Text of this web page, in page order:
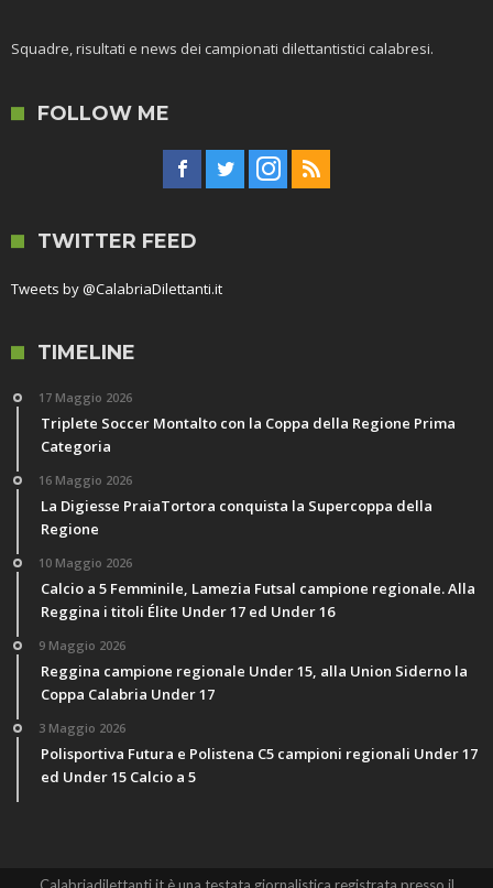
Squadre, risultati e news dei campionati dilettantistici calabresi.
FOLLOW ME
TWITTER FEED
Tweets by @CalabriaDilettanti.it
TIMELINE
17 Maggio 2026
Triplete Soccer Montalto con la Coppa della Regione Prima
Categoria
16 Maggio 2026
La Digiesse PraiaTortora conquista la Supercoppa della
Regione
10 Maggio 2026
Calcio a 5 Femminile, Lamezia Futsal campione regionale. Alla
Reggina i titoli Élite Under 17 ed Under 16
9 Maggio 2026
Reggina campione regionale Under 15, alla Union Siderno la
Coppa Calabria Under 17
3 Maggio 2026
Polisportiva Futura e Polistena C5 campioni regionali Under 17
ed Under 15 Calcio a 5
Calabriadilettanti.it è una testata giornalistica registrata presso il